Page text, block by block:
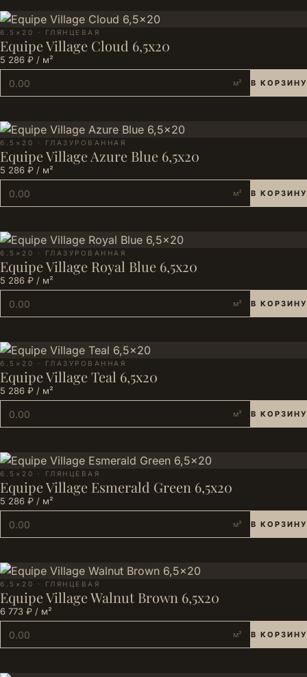
6.5×20 · ГЛЯНЦЕВАЯ
Equipe Village Cloud 6,5x20
5 286 ₽ / м²
м² В КОРЗИНУ
6.5×20 · ГЛАЗУРОВАННАЯ
Equipe Village Azure Blue 6,5x20
5 286 ₽ / м²
м² В КОРЗИНУ
6.5×20 · ГЛАЗУРОВАННАЯ
Equipe Village Royal Blue 6,5x20
5 286 ₽ / м²
м² В КОРЗИНУ
6.5×20 · ГЛАЗУРОВАННАЯ
Equipe Village Teal 6,5x20
5 286 ₽ / м²
м² В КОРЗИНУ
6.5×20 · ГЛЯНЦЕВАЯ
Equipe Village Esmerald Green 6,5x20
5 286 ₽ / м²
м² В КОРЗИНУ
6.5×20 · ГЛЯНЦЕВАЯ
Equipe Village Walnut Brown 6,5x20
6 773 ₽ / м²
м² В КОРЗИНУ